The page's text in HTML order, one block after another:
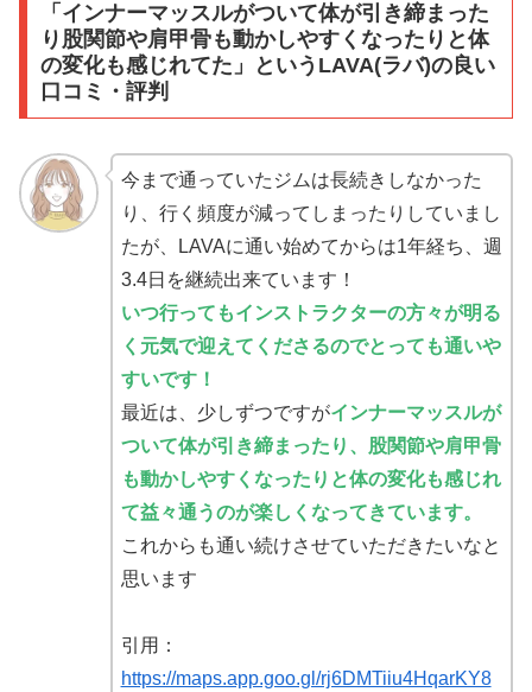
「インナーマッスルがついて体が引き締まった
り股関節や肩甲骨も動かしやすくなったりと体
の変化も感じれてた」というLAVA(ラバ)の良い
口コミ・評判
今まで通っていたジムは長続きしなかった
り、行く頻度が減ってしまったりしていまし
たが、LAVAに通い始めてからは1年経ち、週
3.4日を継続出来ています！
いつ行ってもインストラクターの方々が明る
く元気で迎えてくださるのでとっても通いや
すいです！
最近は、少しずつですがインナーマッスルが
ついて体が引き締まったり、股関節や肩甲骨
も動かしやすくなったりと体の変化も感じれ
て益々通うのが楽しくなってきています。
これからも通い続けさせていただきたいなと
思います
引用：
https://maps.app.goo.gl/rj6DMTiiu4HqarKY8